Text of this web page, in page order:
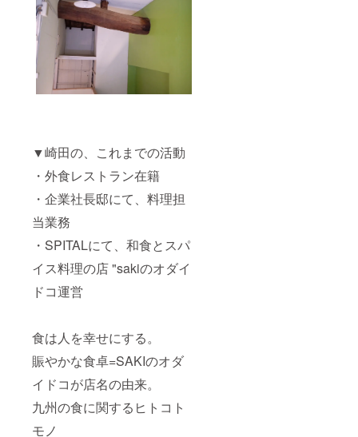
▼崎田の、これまでの活動
・外食レストラン在籍
・企業社長邸にて、料理担
当業務
・SPITALにて、和食とスパ
イス料理の店 "sakiのオダイ
ドコ運営
食は人を幸せにする。
賑やかな食卓=SAKIのオダ
イドコが店名の由来。
九州の食に関するヒトコト
モノ